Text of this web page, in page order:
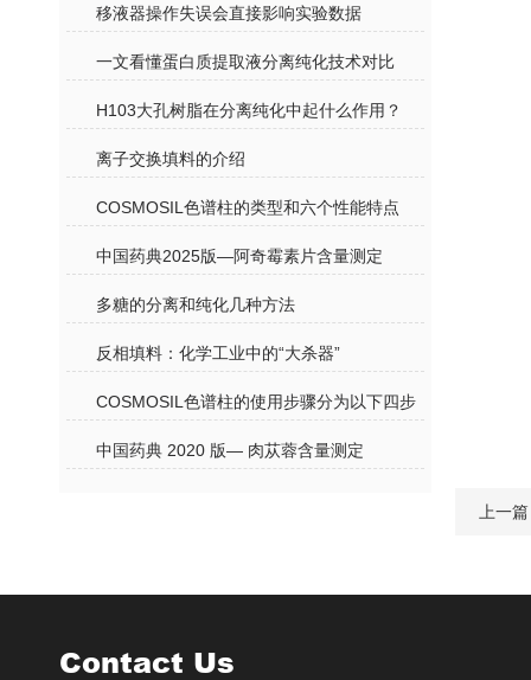
移液器操作失误会直接影响实验数据
一文看懂蛋白质提取液分离纯化技术对比
H103大孔树脂在分离纯化中起什么作用？
离子交换填料的介绍
COSMOSIL色谱柱的类型和六个性能特点
中国药典2025版—阿奇霉素片含量测定
多糖的分离和纯化几种方法
反相填料：化学工业中的“大杀器”
COSMOSIL色谱柱的使用步骤分为以下四步
中国药典 2020 版— 肉苁蓉含量测定
上一
Contact Us